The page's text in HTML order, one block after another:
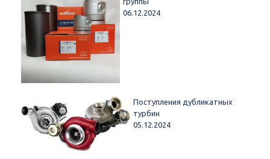
06.12.2024
Поступления дубликатных
турбин
05.12.2024